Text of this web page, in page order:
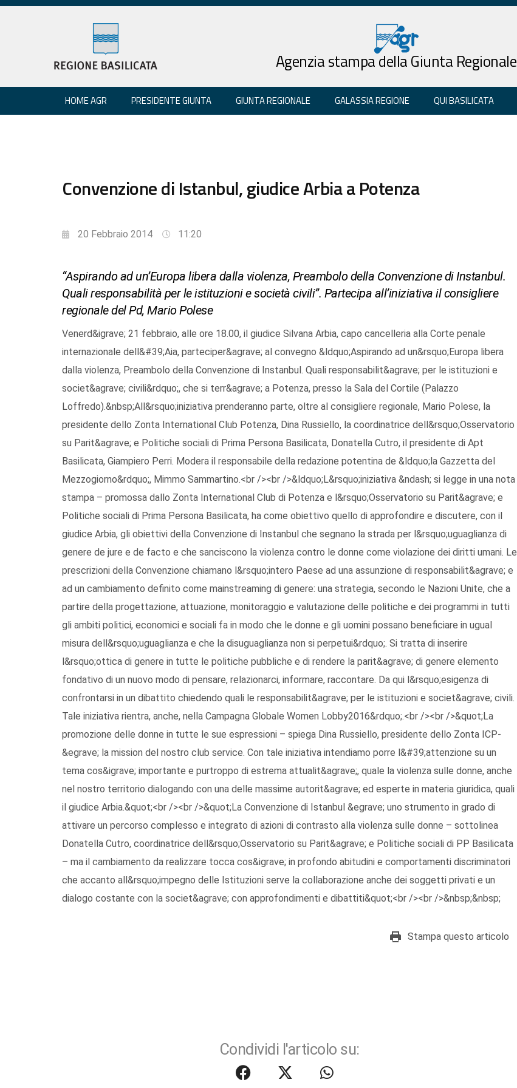
Agenzia stampa della Giunta Regionale
HOME AGR PRESIDENTE GIUNTA GIUNTA REGIONALE GALASSIA REGIONE QUI BASILICATA
Convenzione di Istanbul, giudice Arbia a Potenza
20 Febbraio 2014 11:20
“Aspirando ad un’Europa libera dalla violenza, Preambolo della Convenzione di Instanbul.
Quali responsabilità per le istituzioni e società civili”. Partecipa all’iniziativa il consigliere
regionale del Pd, Mario Polese
Venerd&igrave; 21 febbraio, alle ore 18.00, il giudice Silvana Arbia, capo cancelleria alla Corte penale
internazionale dell&#39;Aia, parteciper&agrave; al convegno &ldquo;Aspirando ad un&rsquo;Europa libera
dalla violenza, Preambolo della Convenzione di Instanbul. Quali responsabilit&agrave; per le istituzioni e
societ&agrave; civili&rdquo;, che si terr&agrave; a Potenza, presso la Sala del Cortile (Palazzo
Loffredo).&nbsp;All&rsquo;iniziativa prenderanno parte, oltre al consigliere regionale, Mario Polese, la
presidente dello Zonta International Club Potenza, Dina Russiello, la coordinatrice dell&rsquo;Osservatorio
su Parit&agrave; e Politiche sociali di Prima Persona Basilicata, Donatella Cutro, il presidente di Apt
Basilicata, Giampiero Perri. Modera il responsabile della redazione potentina de &ldquo;la Gazzetta del
Mezzogiorno&rdquo;, Mimmo Sammartino.<br /><br />&ldquo;L&rsquo;iniziativa &ndash; si legge in una nota
stampa – promossa dallo Zonta International Club di Potenza e l&rsquo;Osservatorio su Parit&agrave; e
Politiche sociali di Prima Persona Basilicata, ha come obiettivo quello di approfondire e discutere, con il
giudice Arbia, gli obiettivi della Convenzione di Instanbul che segnano la strada per l&rsquo;uguaglianza di
genere de jure e de facto e che sanciscono la violenza contro le donne come violazione dei diritti umani. Le
prescrizioni della Convenzione chiamano l&rsquo;intero Paese ad una assunzione di responsabilit&agrave; e
ad un cambiamento definito come mainstreaming di genere: una strategia, secondo le Nazioni Unite, che a
partire della progettazione, attuazione, monitoraggio e valutazione delle politiche e dei programmi in tutti
gli ambiti politici, economici e sociali fa in modo che le donne e gli uomini possano beneficiare in ugual
misura dell&rsquo;uguaglianza e che la disuguaglianza non si perpetui&rdquo;. Si tratta di inserire
l&rsquo;ottica di genere in tutte le politiche pubbliche e di rendere la parit&agrave; di genere elemento
fondativo di un nuovo modo di pensare, relazionarci, informare, raccontare. Da qui l&rsquo;esigenza di
confrontarsi in un dibattito chiedendo quali le responsabilit&agrave; per le istituzioni e societ&agrave; civili.
Tale iniziativa rientra, anche, nella Campagna Globale Women Lobby2016&rdquo;.<br /><br />&quot;La
promozione delle donne in tutte le sue espressioni – spiega Dina Russiello, presidente dello Zonta ICP-
&egrave; la mission del nostro club service. Con tale iniziativa intendiamo porre l&#39;attenzione su un
tema cos&igrave; importante e purtroppo di estrema attualit&agrave;, quale la violenza sulle donne, anche
nel nostro territorio dialogando con una delle massime autorit&agrave; ed esperte in materia giuridica, quali
il giudice Arbia.&quot;<br /><br />&quot;La Convenzione di Istanbul &egrave; uno strumento in grado di
attivare un percorso complesso e integrato di azioni di contrasto alla violenza sulle donne – sottolinea
Donatella Cutro, coordinatrice dell&rsquo;Osservatorio su Parit&agrave; e Politiche sociali di PP Basilicata
– ma il cambiamento da realizzare tocca cos&igrave; in profondo abitudini e comportamenti discriminatori
che accanto all&rsquo;impegno delle Istituzioni serve la collaborazione anche dei soggetti privati e un
dialogo costante con la societ&agrave; con approfondimenti e dibattiti&quot;<br /><br />&nbsp;&nbsp;
Stampa questo articolo
Condividi l'articolo su: